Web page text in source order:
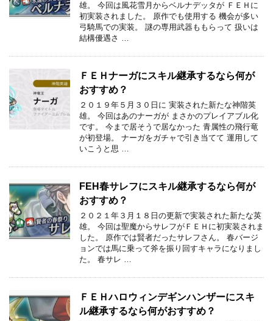
雄。 今回は風花雪月からベルナデッタが ＦＥＨに
初実装されました。 原作でも使用する 機会が多い
弓騎馬での実装。 謎の専用武器ももらって 扱いは
結構優遇さ …
ＦＥＨナーガにスキル継承するなら何が
おすすめ？
２０１９年５月３０日に 実装された新たな神階英
雄。 今回はあのナーガが まさかのプレイアブル化
です。 今まで居そうで居なかった 青属性の飛行竜
が初登場。 ナーガをガチャで引き当てて 運用して
いこうと思 …
FEH春サレフにスキル継承するなら何が
おすすめ？
２０２１年３月１８日の更新で実装された新たな英
雄。 今回は聖魔からサレフがＦＥＨに初実装されま
した。 原作では賢者だったサレフさん。 春バージ
ョンでは馬に乗って斧を振り回すキャラになりまし
た。 春サレ …
ＦＥＨハロウィンデギンハンザーにスキ
ル継承するなら何がおすすめ？